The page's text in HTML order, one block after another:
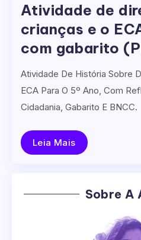
Atividade de
crianças e o
com gabarito
Atividade De História Sobre
ECA Para O 5º Ano, Com
Cidadania, Gabarito E BNCC.
Leia Mais
Sobre A